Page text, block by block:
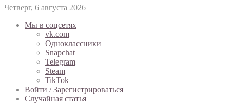
Четверг, 6 августа 2026
Мы в соцсетях
vk.com
Одноклассники
Snapchat
Telegram
Steam
TikTok
Войти / Зарегистрироваться
Случайная статья